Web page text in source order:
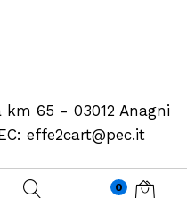
km 65 - 03012 Anagni
effe2cart@pec.it
0